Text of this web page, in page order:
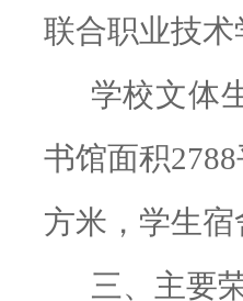
联合职业技
学校文体
书馆面积
方米，学生
三、主要